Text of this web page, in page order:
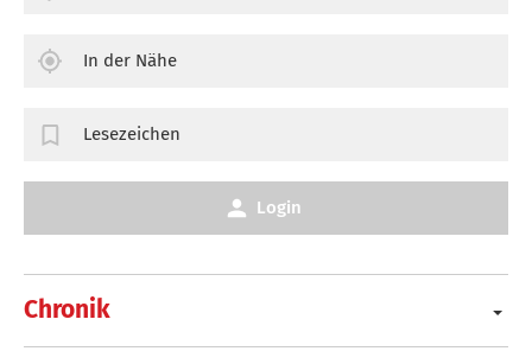
Chronik
In der Nähe
Lesezeichen
Login